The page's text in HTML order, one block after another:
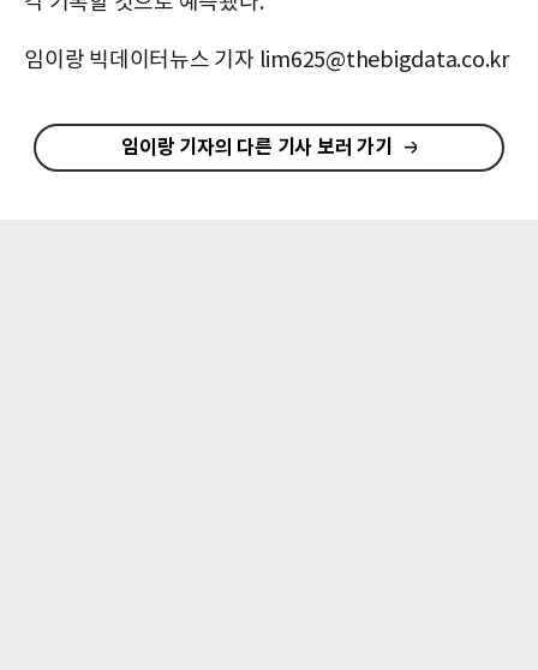
임이랑 빅데이터뉴스 기자 lim625@thebigdata.co.kr
임이랑 기자의 다른 기사 보러 가기